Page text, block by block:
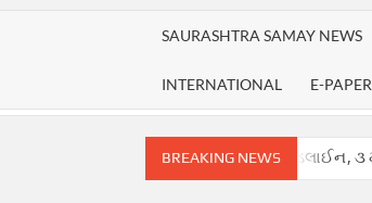
SAURASHTRA SAMAY NEWS
INTERNATIONAL E-PAPER
BREAKING NEWS
નક્કી કરી ડેડલાઈન, ૩ મહિનામાં આપવો પડશે ચુકાદો.